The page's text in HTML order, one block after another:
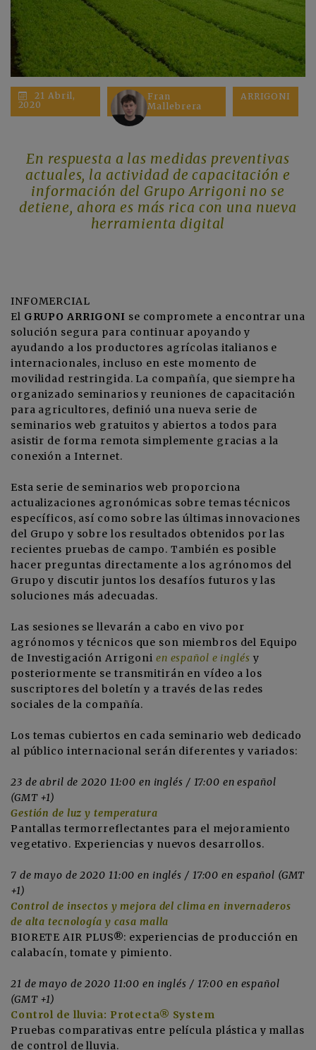
21 Abril,
2020
Fran
Mallebrera
ARRIGONI
En respuesta a las medidas preventivas
actuales, la actividad de capacitación e
información del Grupo Arrigoni no se
detiene, ahora es más rica con una nueva
herramienta digital
INFOMERCIAL
El GRUPO ARRIGONI se compromete a encontrar una
solución segura para continuar apoyando y
ayudando a los productores agrícolas italianos e
internacionales, incluso en este momento de
movilidad restringida. La compañía, que siempre ha
organizado seminarios y reuniones de capacitación
para agricultores, definió una nueva serie de
seminarios web gratuitos y abiertos a todos para
asistir de forma remota simplemente gracias a la
conexión a Internet.
Esta serie de seminarios web proporciona
actualizaciones agronómicas sobre temas técnicos
específicos, así como sobre las últimas innovaciones
del Grupo y sobre los resultados obtenidos por las
recientes pruebas de campo. También es posible
hacer preguntas directamente a los agrónomos del
Grupo y discutir juntos los desafíos futuros y las
soluciones más adecuadas.
Las sesiones se llevarán a cabo en vivo por
agrónomos y técnicos que son miembros del Equipo
de Investigación Arrigoni en español e inglés y
posteriormente se transmitirán en vídeo a los
suscriptores del boletín y a través de las redes
sociales de la compañía.
Los temas cubiertos en cada seminario web dedicado
al público internacional serán diferentes y variados:
23 de abril de 2020 11:00 en inglés / 17:00 en español
(GMT +1)
Gestión de luz y temperatura
Pantallas termorreflectantes para el mejoramiento
vegetativo. Experiencias y nuevos desarrollos.
7 de mayo de 2020 11:00 en inglés / 17:00 en español (GMT
+1)
Control de insectos y mejora del clima en invernaderos
de alta tecnología y casa malla
BIORETE AIR PLUS®: experiencias de producción en
calabacín, tomate y pimiento.
21 de mayo de 2020 11:00 en inglés / 17:00 en español
(GMT +1)
Control de lluvia: Protecta® System
Pruebas comparativas entre película plástica y mallas
de control de lluvia.